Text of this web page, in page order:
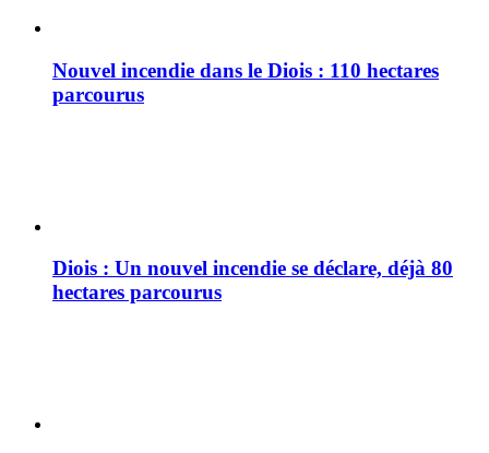
Nouvel incendie dans le Diois : 110 hectares
parcourus
Diois : Un nouvel incendie se déclare, déjà 80
hectares parcourus